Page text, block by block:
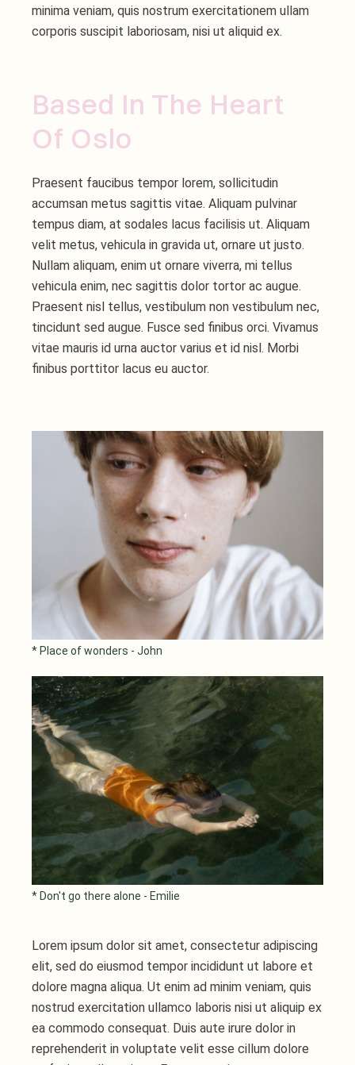
minima veniam, quis nostrum exercitationem ullam
corporis suscipit laboriosam, nisi ut aliquid ex.
Based In The Heart
Of Oslo
Praesent faucibus tempor lorem, sollicitudin
accumsan metus sagittis vitae. Aliquam pulvinar
tempus diam, at sodales lacus facilisis ut. Aliquam
velit metus, vehicula in gravida ut, ornare ut justo.
Nullam aliquam, enim ut ornare viverra, mi tellus
vehicula enim, nec sagittis dolor tortor ac augue.
Praesent nisl tellus, vestibulum non vestibulum nec,
tincidunt sed augue. Fusce sed finibus orci. Vivamus
vitae mauris id urna auctor varius et id nisl. Morbi
finibus porttitor lacus eu auctor.
* Place of wonders - John
* Don't go there alone - Emilie
Lorem ipsum dolor sit amet, consectetur adipiscing
elit, sed do eiusmod tempor incididunt ut labore et
dolore magna aliqua. Ut enim ad minim veniam, quis
nostrud exercitation ullamco laboris nisi ut aliquip ex
ea commodo consequat. Duis aute irure dolor in
reprehenderit in voluptate velit esse cillum dolore